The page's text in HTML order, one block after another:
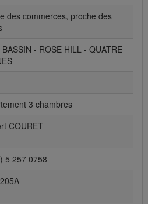
utilisés pour afficher les réseaux
partager votre expérience
des commerces, proche des
BASSIN - ROSE HILL - QUATRE
3 chambres
COURET
5 257 0758